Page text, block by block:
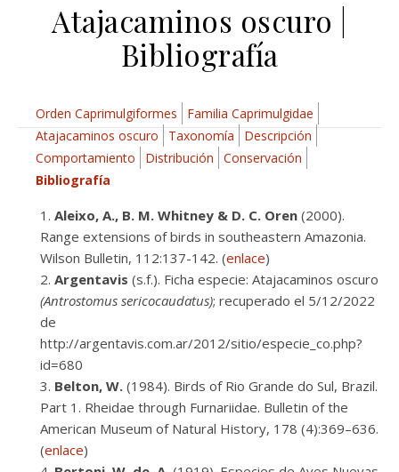
Atajacaminos oscuro |
Bibliografía
Orden Caprimulgiformes
Familia Caprimulgidae
Atajacaminos oscuro
Taxonomía
Descripción
Comportamiento
Distribución
Conservación
Bibliografía
Aleixo, A., B. M. Whitney & D. C. Oren (2000).
Range extensions of birds in southeastern Amazonia.
Wilson Bulletin, 112:137-142. (enlace)
Argentavis (s.f.). Ficha especie: Atajacaminos oscuro
(Antrostomus sericocaudatus); recuperado el 5/12/2022
de
http://argentavis.com.ar/2012/sitio/especie_co.php?
id=680
Belton, W. (1984). Birds of Rio Grande do Sul, Brazil.
Part 1. Rheidae through Furnariidae. Bulletin of the
American Museum of Natural History, 178 (4):369–636.
(enlace)